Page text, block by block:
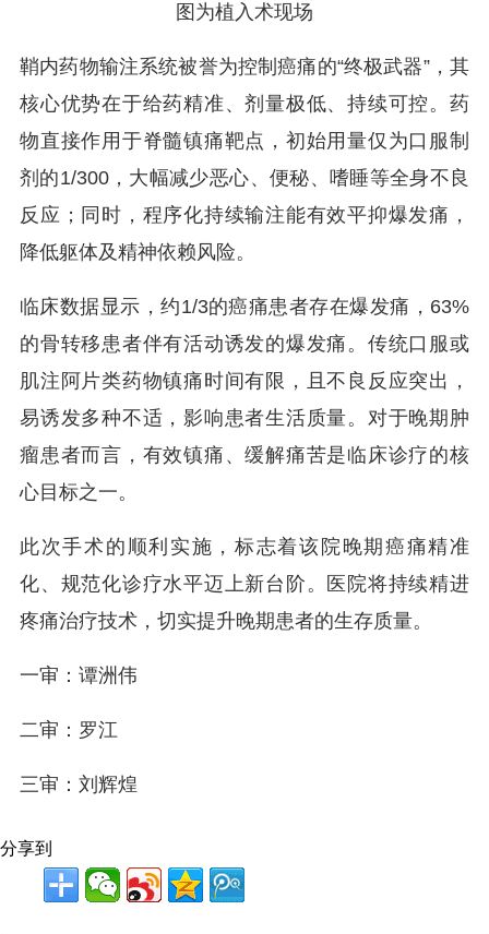
图为植入术现场
鞘内药物输注系统被誉为控制癌痛的“终极武器”，其
核心优势在于给药精准、剂量极低、持续可控。药
物直接作用于脊髓镇痛靶点，初始用量仅为口服制
剂的1/300，大幅减少恶心、便秘、嗜睡等全身不良
反应；同时，程序化持续输注能有效平抑爆发痛，
降低躯体及精神依赖风险。
临床数据显示，约1/3的癌痛患者存在爆发痛，63%
的骨转移患者伴有活动诱发的爆发痛。传统口服或
肌注阿片类药物镇痛时间有限，且不良反应突出，
易诱发多种不适，影响患者生活质量。对于晚期肿
瘤患者而言，有效镇痛、缓解痛苦是临床诊疗的核
心目标之一。
此次手术的顺利实施，标志着该院晚期癌痛精准
化、规范化诊疗水平迈上新台阶。医院将持续精进
疼痛治疗技术，切实提升晚期患者的生存质量。
一审：谭洲伟
二审：罗江
三审：刘辉煌
分享到